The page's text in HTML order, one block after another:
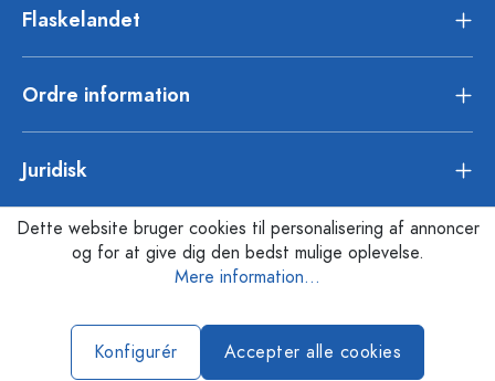
Flaskelandet
Ordre information
Juridisk
Dette website bruger cookies til personalisering af annoncer
og for at give dig den bedst mulige oplevelse.
Mere information...
Konfigurér Accepter alle cookies